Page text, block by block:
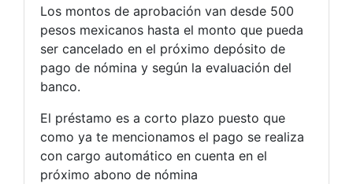
Los montos de aprobación van desde 500
pesos mexicanos hasta el monto que pueda
ser cancelado en el próximo depósito de
pago de nómina y según la evaluación del
banco.
El préstamo es a corto plazo puesto que
como ya te mencionamos el pago se realiza
con cargo automático en cuenta en el
próximo abono de nómina